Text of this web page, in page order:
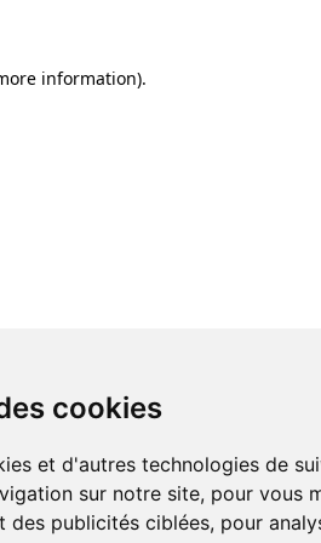
cookies
et d'autres technologies de
sur notre site, pour vous
des publicités ciblées, pour
information).